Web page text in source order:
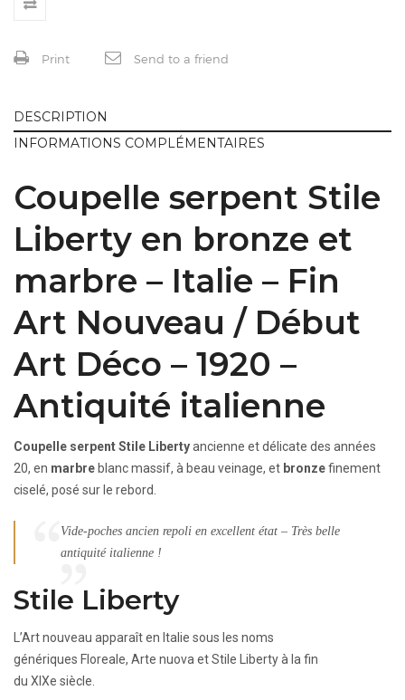
Print Send to a friend
DESCRIPTION
INFORMATIONS COMPLÉMENTAIRES
Coupelle serpent Stile
Liberty en bronze et
marbre – Italie – Fin
Art Nouveau / Début
Art Déco – 1920 –
Antiquité italienne
Coupelle serpent Stile Libertyancienne et délicate des années
20, en marbre blanc massif, à beau veinage, et bronzefinement
ciselé, posé sur le rebord.
Vide-poches ancien repoli en excellent état – Très belle
antiquité italienne !
Stile Liberty
L’Art nouveau apparaît en Italie sous les noms
génériques Floreale, Arte nuova et Stile Liberty à la fin
du XIXe siècle.